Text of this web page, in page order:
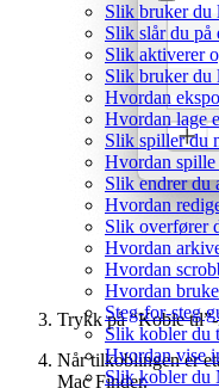
Slik bruker du
Slik slår du på
Slik aktiverer
Slik bruker du
Hvordan
Hvordan lage
Slik spiller du
Hvordan spille
Slik endrer du
Hvordan
Slik overfører
Hvordan
Hvordan
Hvordan
Steg-for-steg
Slik kobler du
Hvordan vise
Slik kobler du
Trykk på “Koble
Når tilkoblingen er
Mac Finder.